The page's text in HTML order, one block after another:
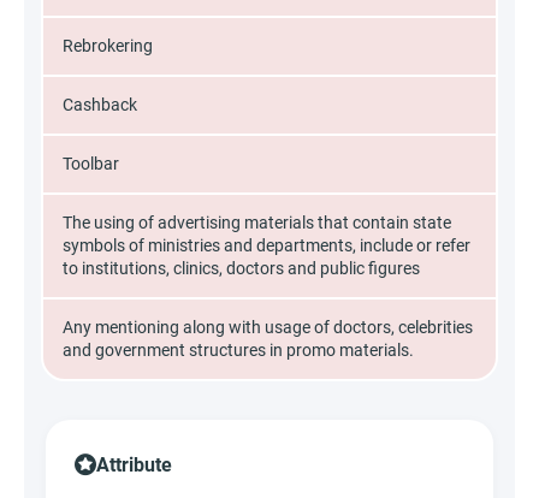
Rebrokering
Cashback
Toolbar
The using of advertising materials that contain state
symbols of ministries and departments, include or refer
to institutions, clinics, doctors and public figures
Any mentioning along with usage of doctors, celebrities
and government structures in promo materials.
Attribute